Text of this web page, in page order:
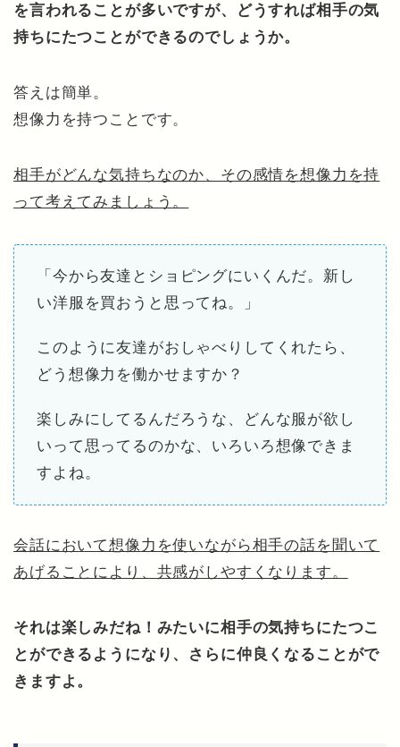
を言われることが多いですが、どうすれば相手の気
持ちにたつことができるのでしょうか。
答えは簡単。
想像力を持つことです。
相手がどんな気持ちなのか、その感情を想像力を持
って考えてみましょう。
「今から友達とショピングにいくんだ。新し
い洋服を買おうと思ってね。」
このように友達がおしゃべりしてくれたら、
どう想像力を働かせますか？
楽しみにしてるんだろうな、どんな服が欲し
いって思ってるのかな、いろいろ想像できま
すよね。
会話において想像力を使いながら相手の話を聞いて
あげることにより、共感がしやすくなります。
それは楽しみだね！みたいに相手の気持ちにたつこ
とができるようになり、さらに仲良くなることがで
きますよ。